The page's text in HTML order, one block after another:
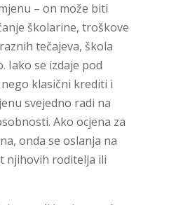
– on može biti
školarine, troškove
tečajeva, škola
Iako se izdaje pod
klasični krediti i
svejedno radi na
Ako ocjena za
onda se oslanja na
njihovih roditelja ili